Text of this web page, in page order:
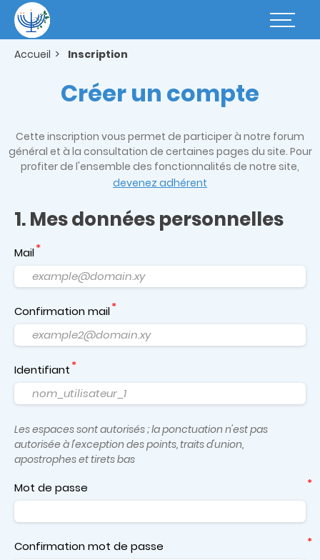
contenu
principal
Basculer
Accueil Inscription
Créer un compte
Cette inscription vous permet de participer à notre forum
général et à la consultation de certaines pages du site. Pour
profiter de l'ensemble des fonctionnalités de notre site,
devenez adhérent
1. Mes données personnelles
Mail
Confirmation mail
Identifiant
Les espaces sont autorisés ; la ponctuation n'est pas
autorisée à l'exception des points, traits d'union,
apostrophes et tirets bas
Mot de passe
Confirmation mot de passe